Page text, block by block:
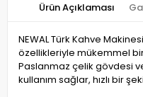
Ürün Açıklaması
NEWAL Türk Kahve
özellikleriyle mükemmel
Paslanmaz çelik gövdesi
kullanım sağlar, hızlı bir